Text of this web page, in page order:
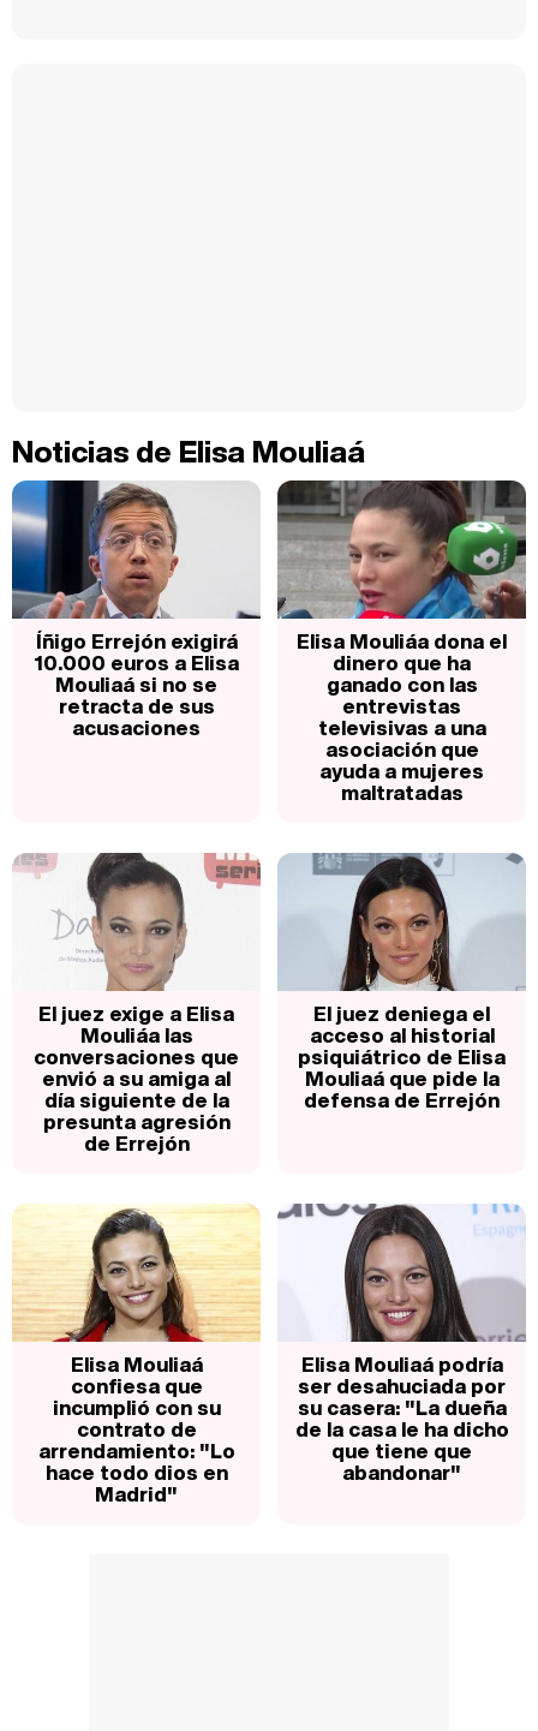
Noticias de Elisa Mouliaá
Íñigo Errejón exigirá
10.000 euros a Elisa
Mouliaá si no se
retracta de sus
acusaciones
Elisa Mouliáa dona el
dinero que ha
ganado con las
entrevistas
televisivas a una
asociación que
ayuda a mujeres
maltratadas
El juez exige a Elisa
Mouliáa las
conversaciones que
envió a su amiga al
día siguiente de la
presunta agresión
de Errejón
El juez deniega el
acceso al historial
psiquiátrico de Elisa
Mouliaá que pide la
defensa de Errejón
Elisa Mouliaá
confiesa que
incumplió con su
contrato de
arrendamiento: "Lo
hace todo dios en
Madrid"
Elisa Mouliaá podría
ser desahuciada por
su casera: "La dueña
de la casa le ha dicho
que tiene que
abandonar"